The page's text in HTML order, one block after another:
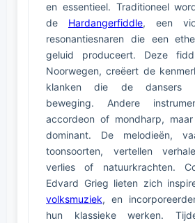
en essentieel. Traditioneel
de Hardangerfiddle, een
resonantiesnaren die een
geluid produceert. Deze
Noorwegen, creëert de
klanken die de dansers
beweging. Andere
accordeon of mondharp,
dominant. De melodieën,
toonsoorten, vertellen
verlies of natuurkrachten.
Edvard Grieg lieten zich
volksmuziek, en
hun klassieke werken.